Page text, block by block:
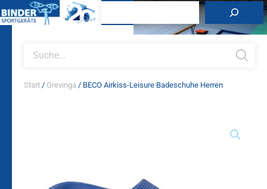
Inhalt
search
Start / Grevinga / BECO Airkiss-Leisure Badeschuhe Herren